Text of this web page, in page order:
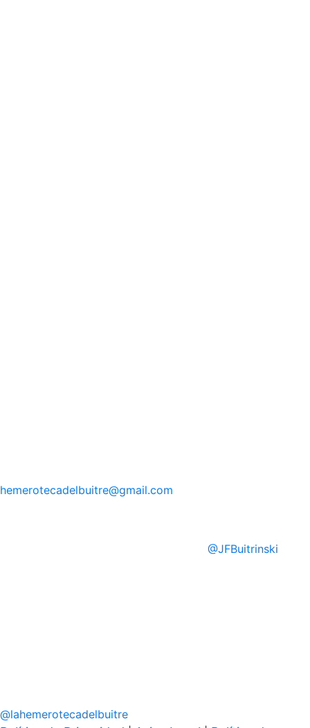
hemerotecadelbuitre@gmail.com
@JFBuitrinski
@lahemerotecadelbuitre